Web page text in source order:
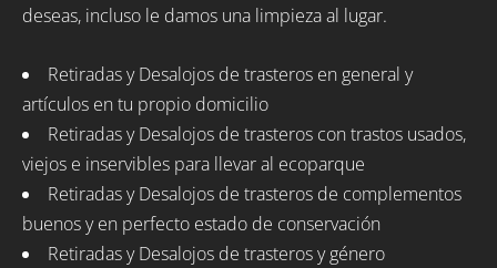
deseas, incluso le damos una limpieza al lugar.
Retiradas y Desalojos de trasteros en general y
artículos en tu propio domicilio
Retiradas y Desalojos de trasteros con trastos usados,
viejos e inservibles para llevar al ecoparque
Retiradas y Desalojos de trasteros de complementos
buenos y en perfecto estado de conservación
Retiradas y Desalojos de trasteros y género